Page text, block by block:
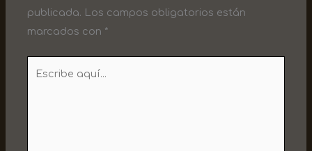
publicada.
Los campos obligatorios están
marcados con *